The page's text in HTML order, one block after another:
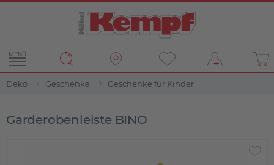
MENÜ
Deko Geschenke Geschenke für Kinder
Garderobenleiste BINO